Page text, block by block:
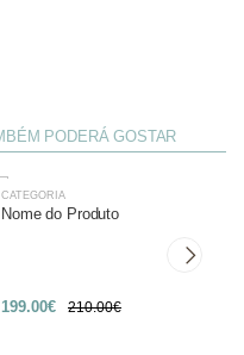
PODERÁ GOSTAR
-27%
CATEGORIA
Nome do Produto
199.00€ 210.00€